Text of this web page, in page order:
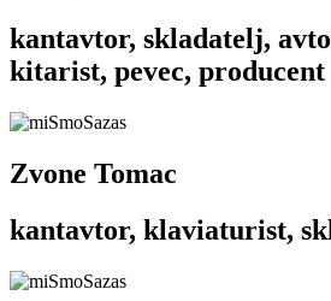
kantavtor, skladatelj,
kitarist, pevec, producent
Zvone Tomac
kantavtor, klaviaturist,